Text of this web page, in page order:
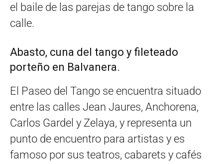
el baile de las parejas de tango sobre la
calle.
Abasto, cuna del tango y fileteado
porteño en Balvanera.
El Paseo del Tango se encuentra situado
entre las calles Jean Jaures, Anchorena,
Carlos Gardel y Zelaya, y representa un
punto de encuentro para artistas y es
famoso por sus teatros, cabarets y cafés